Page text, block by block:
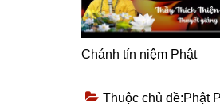
Chánh tín niệm Phật
Thuộc chủ đề:Phật